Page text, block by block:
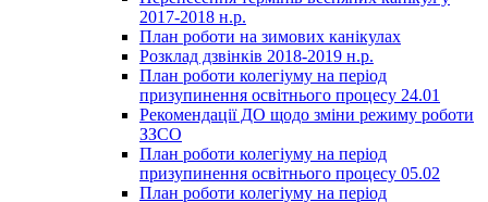
2017-2018 н.р.
План роботи на зимових канікулах
Розклад дзвінків 2018-2019 н.р.
План роботи колегіуму на період
призупинення освітнього процесу 24.01
Рекомендації ДО щодо зміни режиму роботи
ЗЗСО
План роботи колегіуму на період
призупинення освітнього процесу 05.02
План роботи колегіуму на період